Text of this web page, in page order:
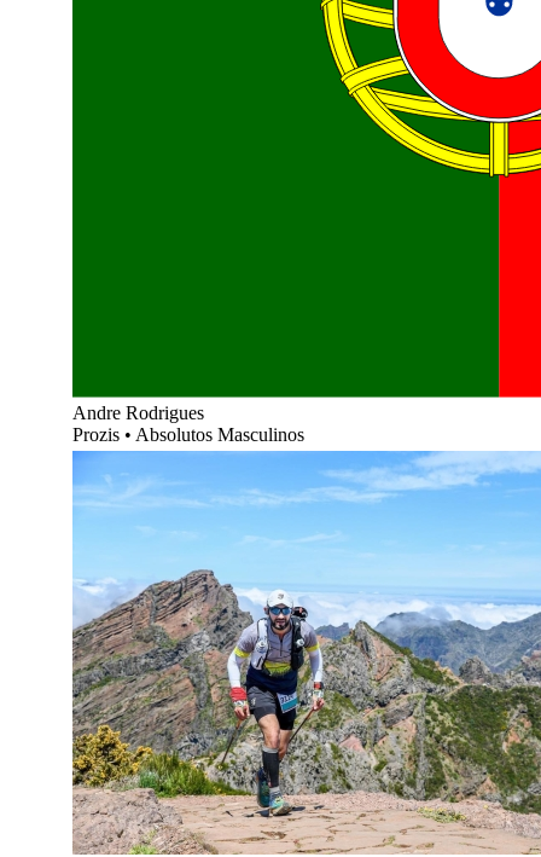
Andre Rodrigues
Prozis • Absolutos Masculinos